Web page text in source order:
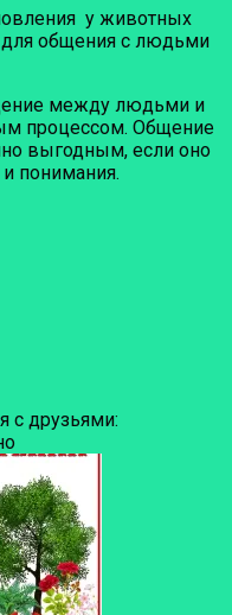
у животных
для общения с людьми
между людьми и
процессом. Общение
выгодным, если оно
понимания.
с друзьями: